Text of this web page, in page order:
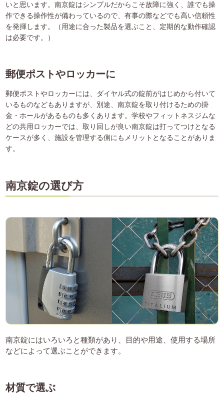
いと思います。南京錠はシンプルだからこそ故障に強く、誰でも操
作できる操作性が備わっているので、有事の際などでも高い信頼性
を発揮します。（用途に合った製品を選ぶこと、定期的な動作確認
は必要です。）
郵便ポストやロッカーに
郵便ポストやロッカーには、ダイヤル式の錠前がはじめから付いて
いるものなどもありますが、別途、南京錠を取り付けるための掛
金・ホールがあるものも多くあります。学校やフィットネスジムな
どの共用ロッカーでは、取り回しが良い南京錠は打ってつけとなる
ケースが多く、施設を管理する側にもメリットとなることがありま
す。
南京錠の選び方
南京錠にはいろいろと種類があり、目的や用途、使用する場所
などによって選ぶことができます。
材質で選ぶ